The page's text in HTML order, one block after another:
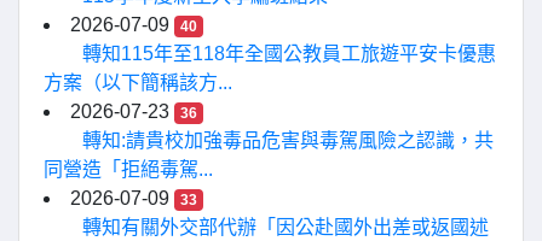
2026-07-09
40
轉知115年至118年全國公教員工旅遊平安卡優惠
方案（以下簡稱該方...
2026-07-23
36
轉知:請貴校加強毒品危害與毒駕風險之認識，共
同營造「拒絕毒駕...
2026-07-09
33
轉知有關外交部代辦「因公赴國外出差或返國述